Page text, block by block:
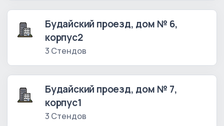
Будайский проезд, дом № 6,
корпус2
3 Стендов
Будайский проезд, дом № 7,
корпус1
3 Стендов